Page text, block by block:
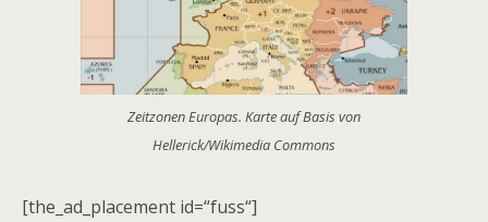
Zeitzonen Europas. Karte auf Basis von
Hellerick/Wikimedia Commons
[the_ad_placement id=“fuss“]